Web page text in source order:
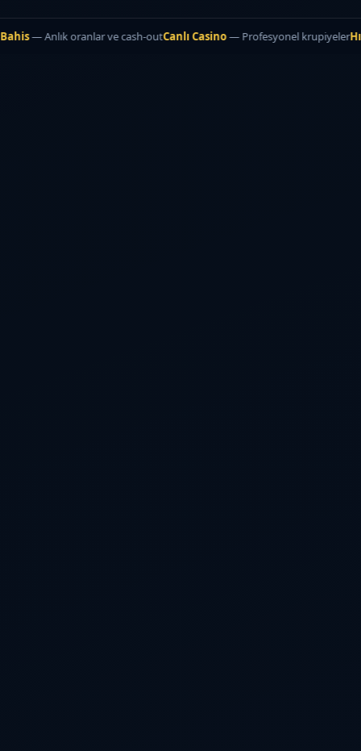
— Anlık oranlar ve cash-outCanlı Casino— Profesyonel krupiyeler